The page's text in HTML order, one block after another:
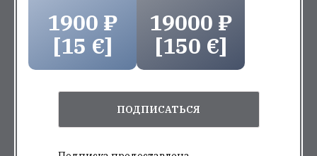
1900 ₽
[15 €]
19000 ₽
[150 €]
ПОДПИСАТЬСЯ